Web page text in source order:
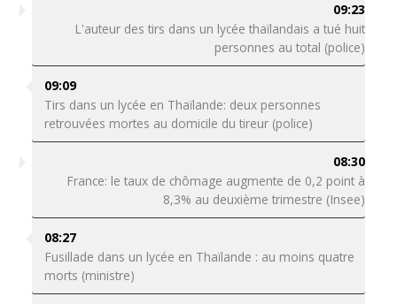
09:23
L'auteur des tirs dans un lycée thaïlandais a tué huit
personnes au total (police)
09:09
Tirs dans un lycée en Thaïlande: deux personnes
retrouvées mortes au domicile du tireur (police)
08:30
France: le taux de chômage augmente de 0,2 point à
8,3% au deuxième trimestre (Insee)
08:27
Fusillade dans un lycée en Thaïlande : au moins quatre
morts (ministre)